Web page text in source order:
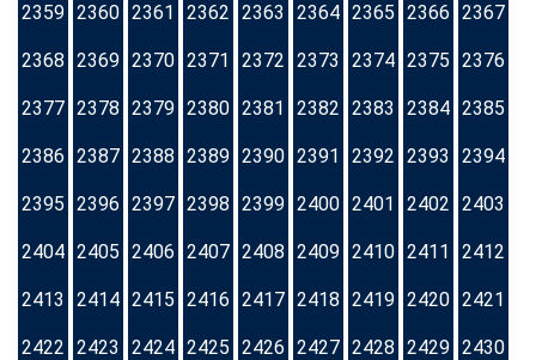
2359 2360 2361 2362 2363 2364 2365 2366 2367
2368 2369 2370 2371 2372 2373 2374 2375 2376
2377 2378 2379 2380 2381 2382 2383 2384 2385
2386 2387 2388 2389 2390 2391 2392 2393 2394
2395 2396 2397 2398 2399 2400 2401 2402 2403
2404 2405 2406 2407 2408 2409 2410 2411 2412
2413 2414 2415 2416 2417 2418 2419 2420 2421
2422 2423 2424 2425 2426 2427 2428 2429 2430